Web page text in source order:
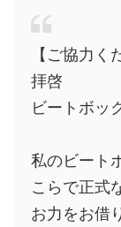
【ご協力く
拝啓
ビートボッ
私のビート
こらで正式
お力をお借